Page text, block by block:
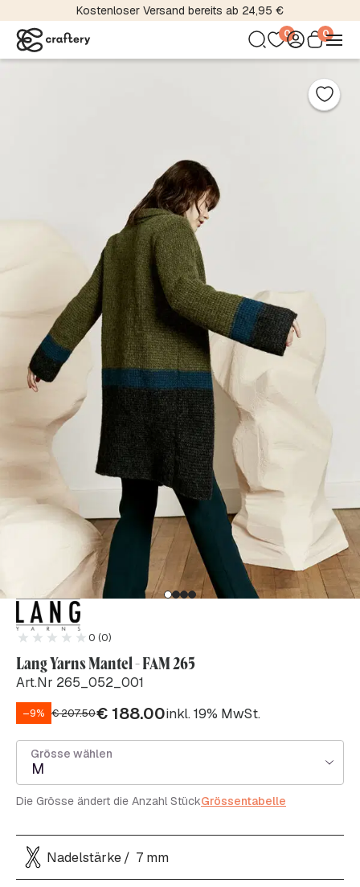
Kostenloser Versand bereits ab 24,95 €
0 0
0 (0)
Lang Yarns Mantel - FAM 265
Art.Nr 265_052_001
–9% €207.50€ 188.00inkl. 19% MwSt.
Grösse wählen
M
Die Grösse ändert die Anzahl StückGrössentabelle
Nadelstärke 7 mm